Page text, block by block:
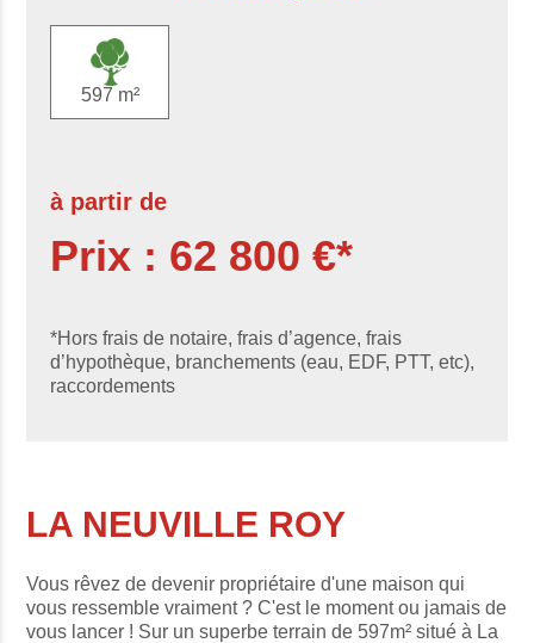
LA NEUVILLE ROY
Vous rêvez de devenir propriétaire d'une maison qui
vous ressemble vraiment ? C'est le moment ou jamais de
vous lancer ! Sur un superbe terrain de 597m² situé à La
597 m²
à partir de
Prix : 62 800 €*
*Hors frais de notaire, frais d’agence, frais
d’hypothèque, branchements (eau, EDF, PTT, etc),
raccordements